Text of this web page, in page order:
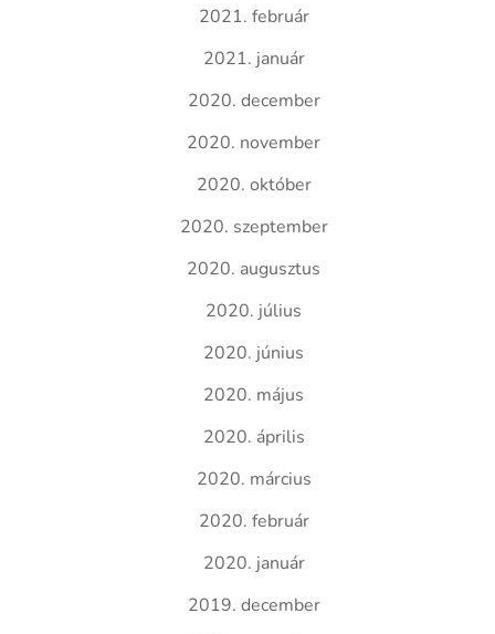
2021. február
2021. január
2020. december
2020. november
2020. október
2020. szeptember
2020. augusztus
2020. július
2020. június
2020. május
2020. április
2020. március
2020. február
2020. január
2019. december